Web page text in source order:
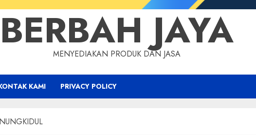
BERBAH JAYA
MENYEDIAKAN PRODUK DAN JASA
KAMI PRIVACY POLICY